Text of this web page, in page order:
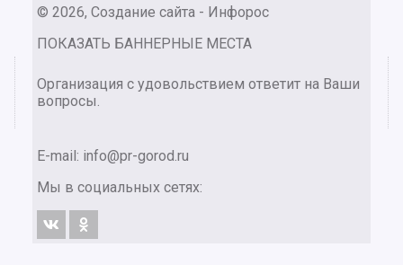
© 2026, Создание сайта - Инфорос
ПОКАЗАТЬ БАННЕРНЫЕ МЕСТА
Организация с удовольствием ответит на Ваши
вопросы.
E-mail: info@pr-gorod.ru
Мы в социальных сетях: